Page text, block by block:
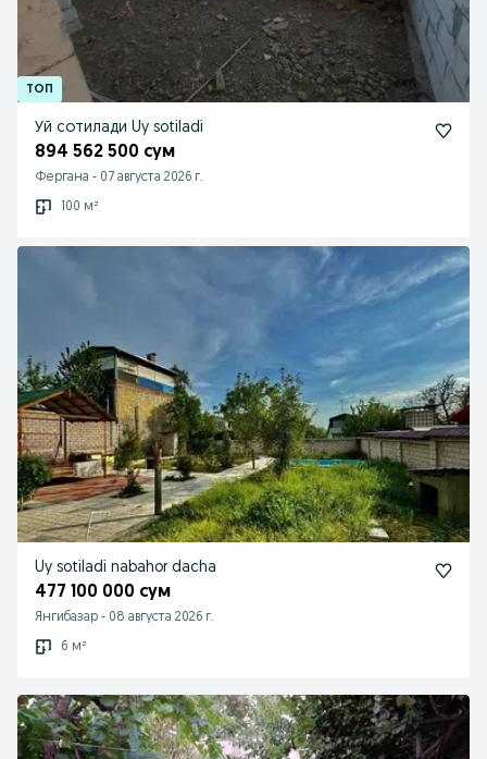
Уй сотилади Uy sotiladi
894 562 500 сум
Фергана - 07 августа 2026 г.
100 м²
Uy sotiladi nabahor dacha
477 100 000 сум
Янгибазар - 08 августа 2026 г.
6 м²